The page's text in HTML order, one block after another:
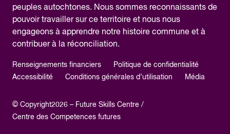
peuples autochtones. Nous sommes reconnaissants de
pouvoir travailler sur ce territoire et nous nous
engageons à apprendre notre histoire commune et à
contribuer à la réconciliation.
Renseignements financiers
Politique de confidentialité
Accessibilité
Conditions générales d’utilisation Média
© Copyright2026 – Future Skills Centre /
Centre des Competences futures